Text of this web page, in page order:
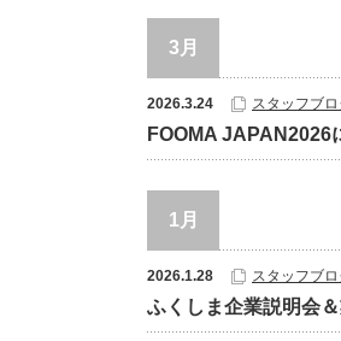
3月
2026.3.24 スタッフブ
FOOMA JAPAN2026
1月
2026.1.28 スタッフブ
ふくしま企業説明会